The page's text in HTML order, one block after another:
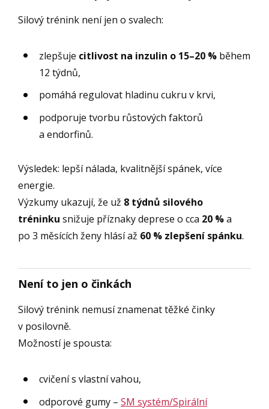
Silový trénink není jen o svalech:
zlepšuje citlivost na inzulin o 15–20 % během
12 týdnů,
pomáhá regulovat hladinu cukru v krvi,
podporuje tvorbu růstových faktorů
a endorfinů.
Výsledek: lepší nálada, kvalitnější spánek, více
energie.
Výzkumy ukazují, že už 8 týdnů silového
tréninku snižuje příznaky deprese o cca 20 %a
po 3 měsících ženy hlásí až 60 % zlepšení spánku.
Není to jen o činkách
Silový trénink nemusí znamenat těžké činky
v posilovně.
Možností je spousta:
cvičení s vlastní vahou,
odporové gumy – SM systém/Spirální